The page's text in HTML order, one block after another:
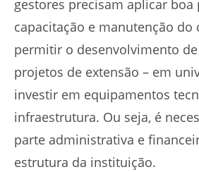
gestores precisam aplicar boa
capacitação e manutenção do
permitir o desenvolvimento
projetos de extensão – em
investir em equipamentos
infraestrutura. Ou seja, é
parte administrativa e
estrutura da instituição.